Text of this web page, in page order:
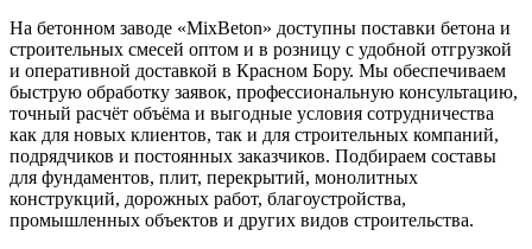
На бетонном заводе «MixBeton» доступны поставки бетона и
строительных смесей оптом и в розницу с удобной отгрузкой
и оперативной доставкой в Красном Бору. Мы обеспечиваем
быструю обработку заявок, профессиональную консультацию,
точный расчёт объёма и выгодные условия сотрудничества
как для новых клиентов, так и для строительных компаний,
подрядчиков и постоянных заказчиков. Подбираем составы
для фундаментов, плит, перекрытий, монолитных
конструкций, дорожных работ, благоустройства,
промышленных объектов и других видов строительства.